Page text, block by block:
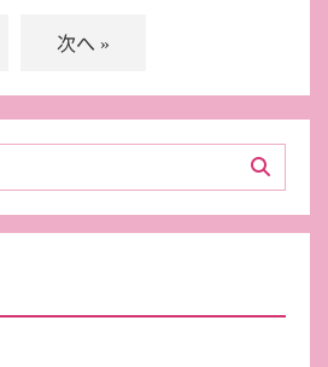
次へ »